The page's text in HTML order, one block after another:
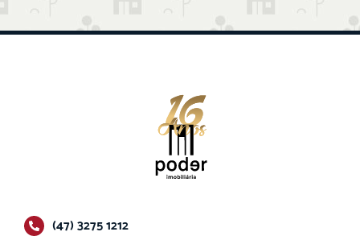
(47) 3275 1212